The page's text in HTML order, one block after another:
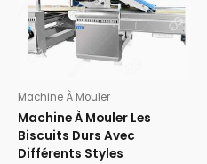
Machine À Mouler
Machine À Mouler Les
Biscuits Durs Avec
Différents Styles